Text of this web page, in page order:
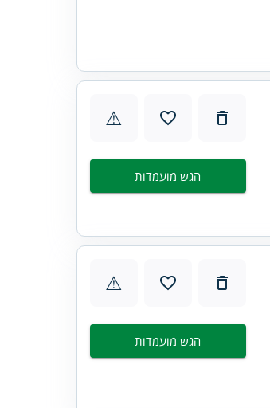
⚠
הגש מועמדות
⚠
הגש מועמדות